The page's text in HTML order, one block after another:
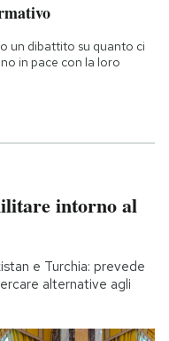
un dibattito su quanto ci
in pace con la loro
intorno al
e Turchia: prevede
alternative agli